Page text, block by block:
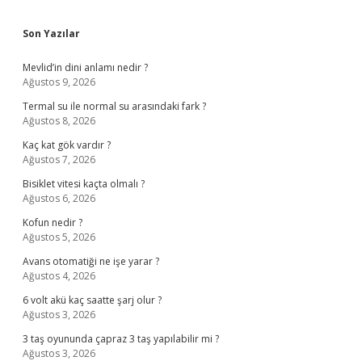
Sidebar
Son Yazılar
Mevlid’in dini anlamı nedir ?
Ağustos 9, 2026
Termal su ile normal su arasındaki fark ?
Ağustos 8, 2026
Kaç kat gök vardır ?
Ağustos 7, 2026
Bisiklet vitesi kaçta olmalı ?
Ağustos 6, 2026
Kofun nedir ?
Ağustos 5, 2026
Avans otomatiği ne işe yarar ?
Ağustos 4, 2026
6 volt akü kaç saatte şarj olur ?
Ağustos 3, 2026
3 taş oyununda çapraz 3 taş yapılabilir mi ?
Ağustos 3, 2026